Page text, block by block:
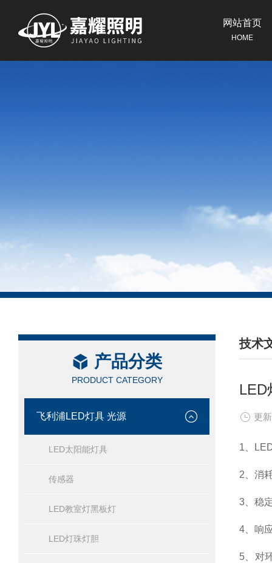
网站首页
HOME
产品分类
PRODUCT CATEGORY
飞利浦LED灯具 光源
LED太阳能灯具
传感器
LED教室灯黑板灯
LED灯珠灯胆
技术
/
LED
更
1、
2、消
3、稳
4、响
5、对